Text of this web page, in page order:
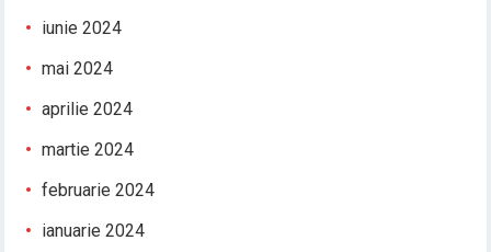
iunie 2024
mai 2024
aprilie 2024
martie 2024
februarie 2024
ianuarie 2024